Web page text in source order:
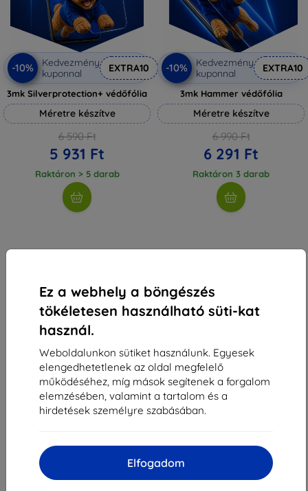
Ez a webhely a böngészés
tökéletesen használható süti-kat
használ.
Weboldalunkon sütiket használunk. Egyesek
elengedhetetlenek az oldal megfelelő
működéséhez, míg mások segítenek a forgalom
elemzésében, valamint a tartalom és a
hirdetések személyre szabásában.
Elfogadom
-10%
Kedvezmény
kuponnal
EXTRA10
3mk Silverprotection+ védőfólia
Méretre készítve
6 590 Ft
5 931 Ft
Raktáron > 5 darab
-10%
Kedvezmény
kuponnal
EXTRA10
3mk Hammer védőfólia
Méretre készítve
6 990 Ft
6 291 Ft
Raktáron 3 darab
Shield-Sk s.r.o.
Rudolf Mocka utca 3750/2A
Cégjegyzékszám:
ÁFA-azonosító:
SK2023549671